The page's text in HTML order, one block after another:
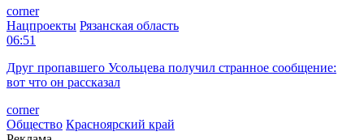
corner
Нацпроекты Рязанская область
06:51
Друг пропавшего Усольцева получил странное сообщение:
вот что он рассказал
corner
Общество Красноярский край